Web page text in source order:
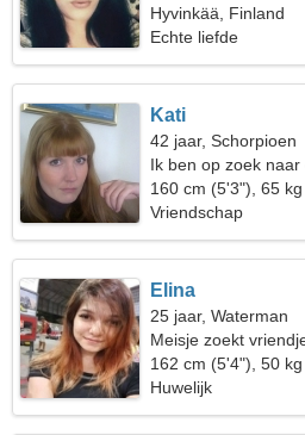
Hyvinkää, Finland
Echte liefde
Kati
42 jaar, Schorpioen
Ik ben op zoek
wandeling
160 cm (5'3"), 65
Vriendschap
Elina
25 jaar, Waterman
Meisje zoekt
162 cm (5'4"), 50
Huwelijk